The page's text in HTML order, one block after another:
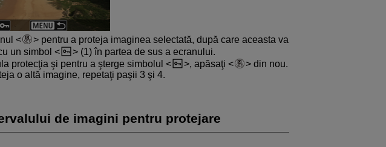
pentru a proteja imaginea selectată, după care aceasta va
un simbol
(1) în partea de sus a ecranului.
protecţia şi pentru a şterge simbolul
, apăsaţi
din nou.
o altă imagine, repetaţi paşii 3 şi 4.
de imagini pentru protejare